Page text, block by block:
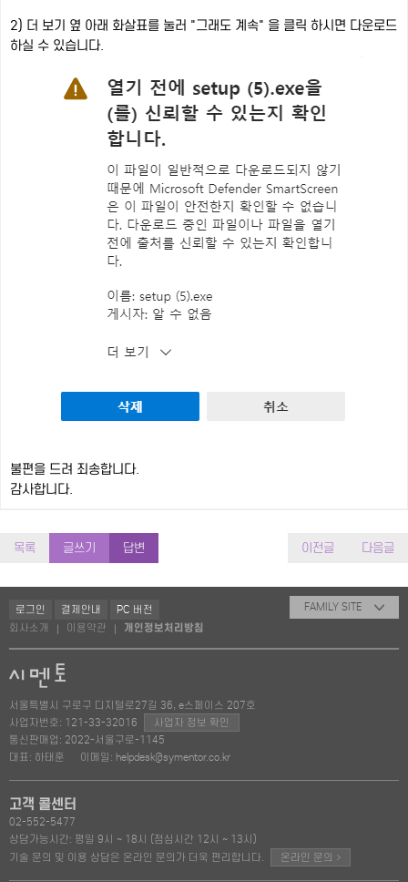
2) 더 보기 옆 아래 화살표를 눌러 "그래도 계속" 을 클릭 하시면 다운로드
하실 수 있습니다.
불편을 드려 죄송합니다.
감사합니다.
목록 글쓰기 답변 이전글 다음글
로그인 결제안내
PC 버전
회사소개
이용약관 개인정보처리방침
FAMILY SITE
서울특별시 구로구 디지털로27길 36, e스페이스 207호
사업자번호: 121-33-32016
사업자 정보 확인
통신판매업: 2022-서울구로-1145
대표: 하태훈
이메일: helpdesk@symentor.co.kr
고객 콜센터
02-552-5477
상담가능시간: 평일 9시 ~ 18시 (점심시간 12시 ~ 13시)
기술 문의 및 이용 상담은 온라인 문의가 더욱 편리합니다.
온라인 문의 >